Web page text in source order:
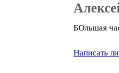
БОльшая
Написать